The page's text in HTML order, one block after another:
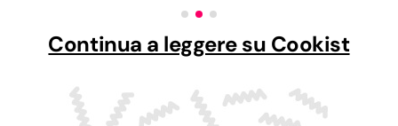
Continua a leggere su Cookist